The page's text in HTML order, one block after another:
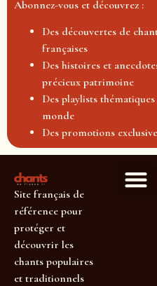
Abonnez-vous et découvrez :
Des découvertes de
françaises
Des histoires et
précieux patrimoine
Des playlists
monde
Des promotions
Site français de
référence pour
protéger et
découvrir les
chants populaires
et traditionnels